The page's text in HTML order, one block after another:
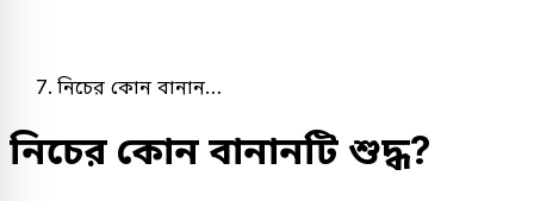
নিচের কোন বানান…
নিচের কোন বানানটি শুদ্ধ?